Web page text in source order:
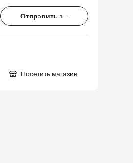
Отправить запрос
 Посетить магазин